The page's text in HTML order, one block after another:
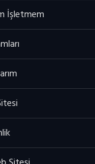
İşletmem